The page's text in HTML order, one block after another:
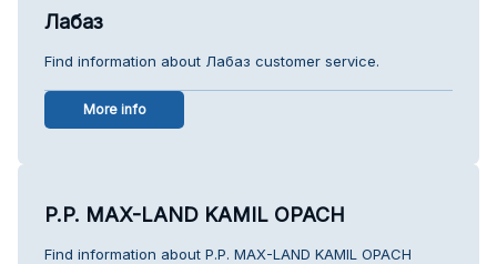
Лабаз
Find information about Лабаз customer service.
More info
P.P. MAX-LAND KAMIL OPACH
Find information about P.P. MAX-LAND KAMIL OPACH